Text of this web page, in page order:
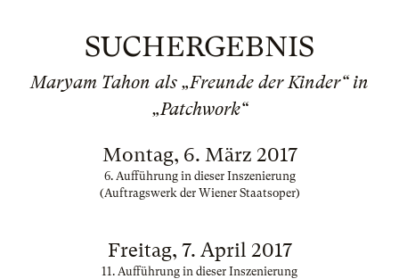
SUCHERGEBNIS
Maryam Tahon als „Freunde der Kinder“ in
„Patchwork“
Montag, 6. März 2017
6. Aufführung in dieser Inszenierung
(Auftragswerk der Wiener Staatsoper)
Freitag, 7. April 2017
11. Aufführung in dieser Inszenierung